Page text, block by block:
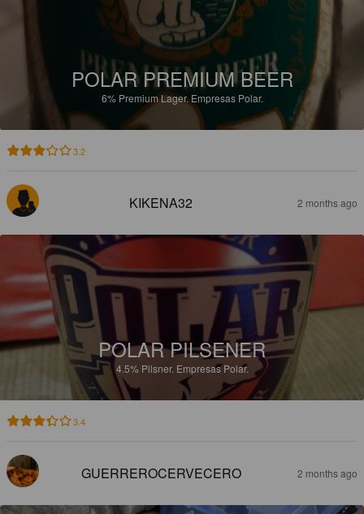
POLAR PREMIUM BEER
6% Premium Lager.Empresas Polar.
3.2
KIKENA32 2 months ago
POLAR PILSENER
4.5% Pilsner. Empresas Polar.
3.4
GUERREROCERVECERO 2 months ago